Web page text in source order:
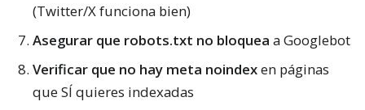
(Twitter/X funciona bien)
Asegurar que robots.txt no bloquea a Googlebot
Verificar que no hay meta noindexen páginas
que SÍ quieres indexadas